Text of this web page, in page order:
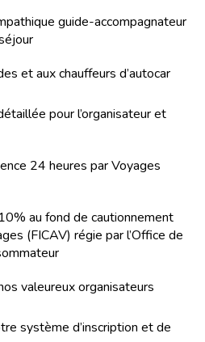
guide-accompagnateur
et aux chauffeurs d’autocar
pour l’organisateur et
24 heures par Voyages
au fond de cautionnement
(FICAV) régie par l’Office de
valeureux organisateurs
système d’inscription et de